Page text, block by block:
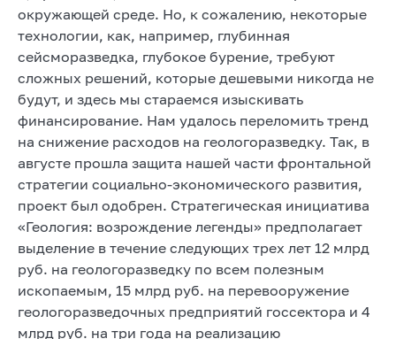
окружающей среде. Но, к сожалению, некоторые
технологии, как, например, глубинная
сейсморазведка, глубокое бурение, требуют
сложных решений, которые дешевыми никогда не
будут, и здесь мы стараемся изыскивать
финансирование. Нам удалось переломить тренд
на снижение расходов на геологоразведку. Так, в
августе прошла защита нашей части фронтальной
стратегии социально-экономического развития,
проект был одобрен. Стратегическая инициатива
«Геология: возрождение легенды» предполагает
выделение в течение следующих трех лет 12 млрд
руб. на геологоразведку по всем полезным
ископаемым, 15 млрд руб. на перевооружение
геологоразведочных предприятий госсектора и 4
млрд руб. на три года на реализацию